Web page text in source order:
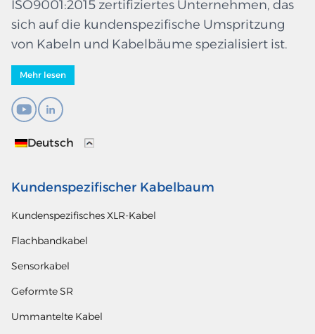
ISO9001:2015 zertifiziertes Unternehmen, das
sich auf die kundenspezifische Umspritzung
von Kabeln und Kabelbäume spezialisiert ist.
Mehr lesen
Deutsch
Kundenspezifischer Kabelbaum
Kundenspezifisches XLR-Kabel
Flachbandkabel
Sensorkabel
Geformte SR
Ummantelte Kabel